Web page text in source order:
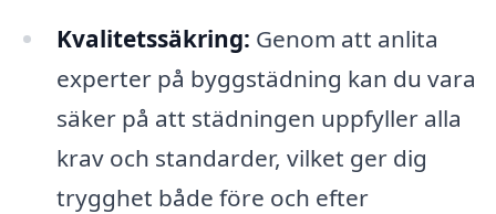
Kvalitetssäkring: Genom att anlita
experter på byggstädning kan du vara
säker på att städningen uppfyller alla
krav och standarder, vilket ger dig
trygghet både före och efter